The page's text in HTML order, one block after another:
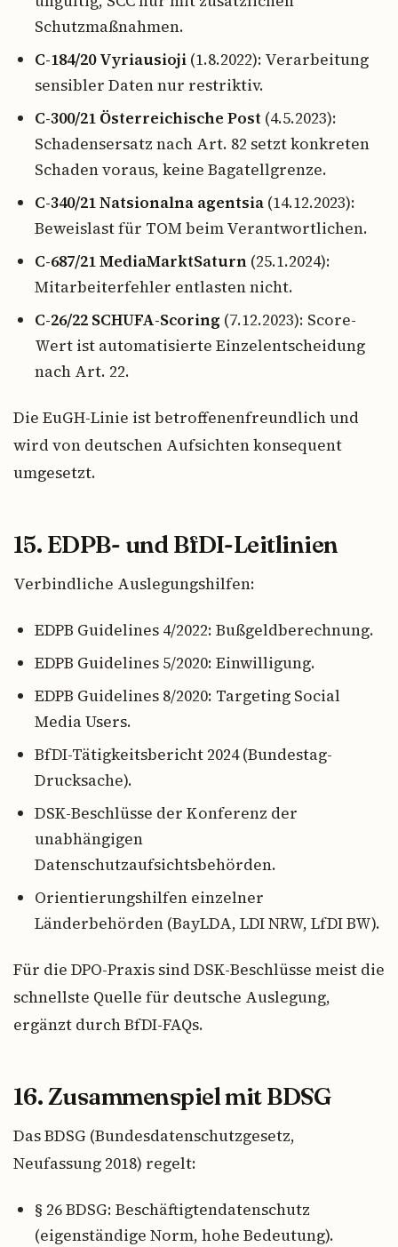
Schutzmaßnahmen.
C-184/20 Vyriausioji (1.8.2022): Verarbeitung
sensibler Daten nur restriktiv.
C-300/21 Österreichische Post (4.5.2023):
Schadensersatz nach Art. 82 setzt konkreten
Schaden voraus, keine Bagatellgrenze.
C-340/21 Natsionalna agentsia (14.12.2023):
Beweislast für TOM beim Verantwortlichen.
C-687/21 MediaMarktSaturn (25.1.2024):
Mitarbeiterfehler entlasten nicht.
C-26/22 SCHUFA-Scoring (7.12.2023): Score-
Wert ist automatisierte Einzelentscheidung
nach Art. 22.
Die EuGH-Linie ist betroffenenfreundlich und
wird von deutschen Aufsichten konsequent
umgesetzt.
15. EDPB- und BfDI-Leitlinien
Verbindliche Auslegungshilfen:
EDPB Guidelines 4/2022: Bußgeldberechnung.
EDPB Guidelines 5/2020: Einwilligung.
EDPB Guidelines 8/2020: Targeting Social
Media Users.
BfDI-Tätigkeitsbericht 2024 (Bundestag-
Drucksache).
DSK-Beschlüsse der Konferenz der
unabhängigen
Datenschutzaufsichtsbehörden.
Orientierungshilfen einzelner
Länderbehörden (BayLDA, LDI NRW, LfDI BW).
Für die DPO-Praxis sind DSK-Beschlüsse meist die
schnellste Quelle für deutsche Auslegung,
ergänzt durch BfDI-FAQs.
16. Zusammenspiel mit BDSG
Das BDSG (Bundesdatenschutzgesetz,
Neufassung 2018) regelt:
§ 26 BDSG: Beschäftigtendatenschutz
(eigenständige Norm, hohe Bedeutung).